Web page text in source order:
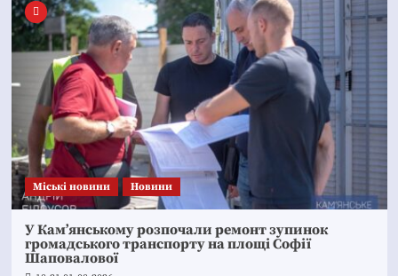
Mіські новини Новини
У Кам’янському розпочали ремонт зупинок
громадського транспорту на площі Софії
Шаповалової